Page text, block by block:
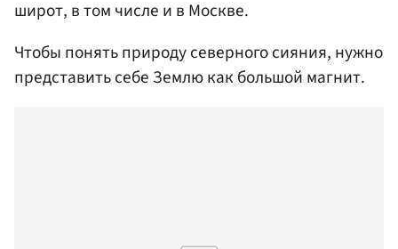
широт, в том числе и в Москве.
Чтобы понять природу северного сияния, нужно
представить себе Землю как большой магнит.